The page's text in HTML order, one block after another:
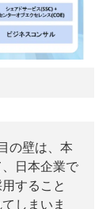
の壁は、本
日本企業で
すること
しまいま